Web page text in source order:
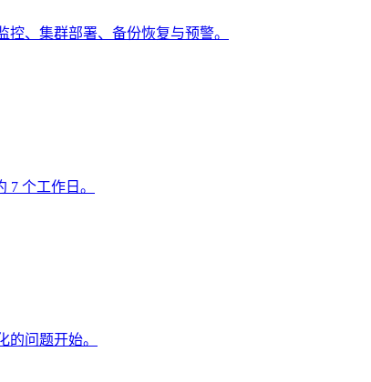
、集群部署、备份恢复与预警。
个工作日。
的问题开始。